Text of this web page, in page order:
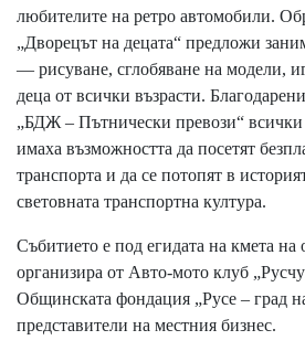
любителите на ретро автомобили.
„Дворецът на децата“ предложи
— рисуване, сглобяване на модели,
деца от всички възрасти.
„БДЖ – Пътнически превози“ всички
имаха възможността да посетят
транспорта и да се потопят в
световната транспортна култура.
Събитието е под егидата на кмета
организира от Авто-мото клуб
Общинската фондация „Русе – град
представители на местния бизнес.